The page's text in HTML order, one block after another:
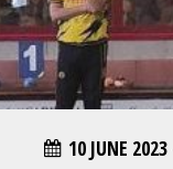
10 JUNE